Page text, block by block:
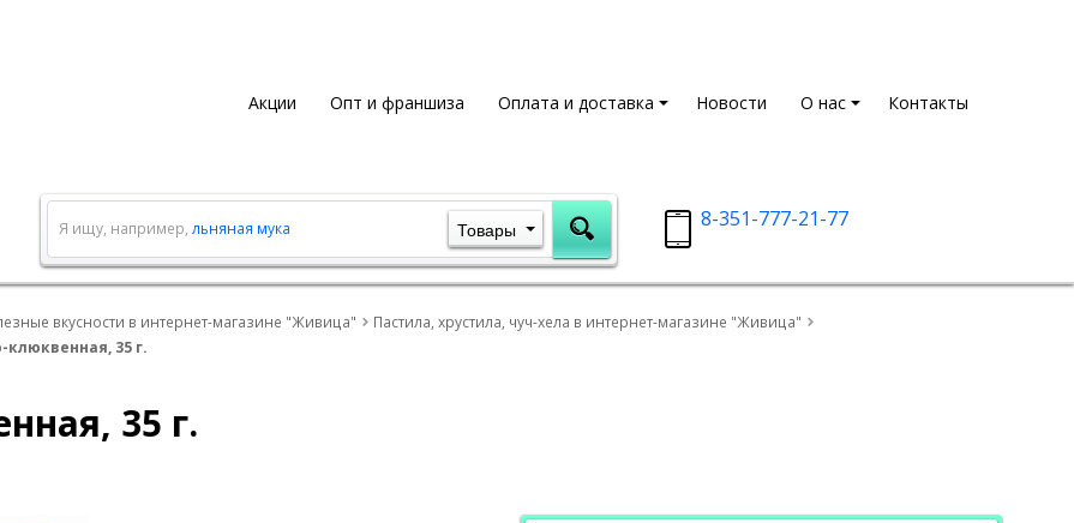
Акции Опт и франшиза Оплата и доставка Новости О нас Контакты
8-351-777-21-77
Я ищу, например, льняная мука Товары
вкусности в интернет-магазине "Живица"
Пастила, хрустила, чуч-хела в интернет-магазине "Живица"
35 г.
35 г.